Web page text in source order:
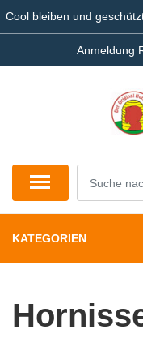
Cool bleiben und
Anmeldung
KATEGORIEN